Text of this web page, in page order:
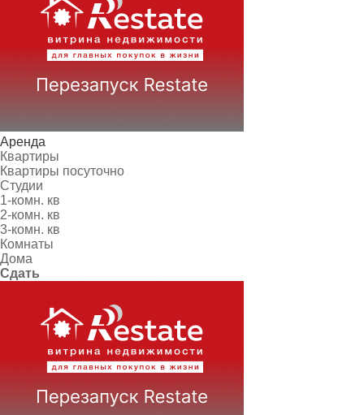
Аренда
Квартиры
Квартиры посуточно
Студии
1-комн. кв
2-комн. кв
3-комн. кв
Комнаты
Дома
Сдать